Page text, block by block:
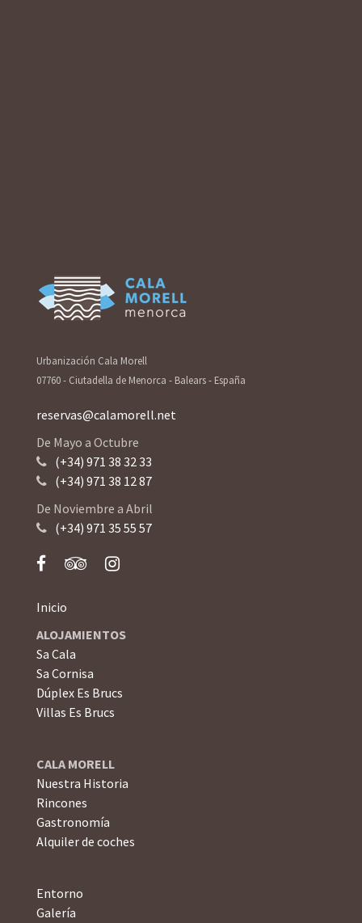
Urbanización Cala Morell
07760 - Ciutadella de Menorca - Balears - España
reservas@calamorell.net
De Mayo a Octubre
(+34) 971 38 32 33
(+34) 971 38 12 87
De Noviembre a Abril
(+34) 971 35 55 57
Inicio
ALOJAMIENTOS
Sa Cala
Sa Cornisa
Dúplex Es Brucs
Villas Es Brucs
CALA MORELL
Nuestra Historia
Rincones
Gastronomía
Alquiler de coches
Entorno
Galería